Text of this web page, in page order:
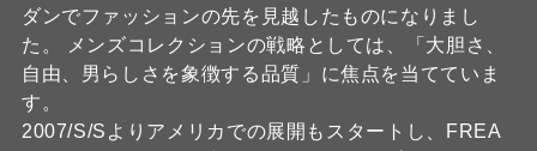
ダンでファッションの先を見越したものになりまし
た。 メンズコレクションの戦略としては、「大胆さ、
自由、男らしさを象徴する品質」に焦点を当てていま
す。
2007/S/Sよりアメリカでの展開もスタートし、FREA